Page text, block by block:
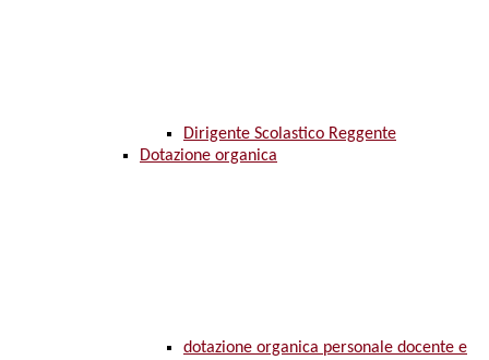
Dirigente Scolastico Reggente
Dotazione organica
dotazione organica personale docente e